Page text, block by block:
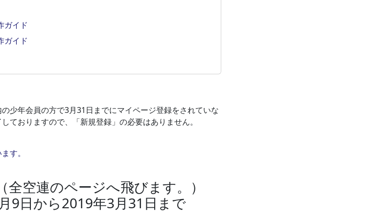
ガイド
ガイド
少年会員の方で3月31日までにマイページ登録をされていな
ておりますので、「新規登録」の必要はありません。
す。
空連のページへ飛びます。）
9日から2019年3月31日まで